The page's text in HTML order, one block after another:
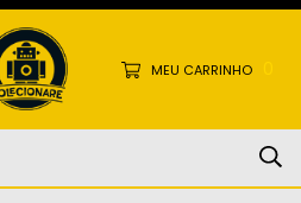
MEU CARRINHO